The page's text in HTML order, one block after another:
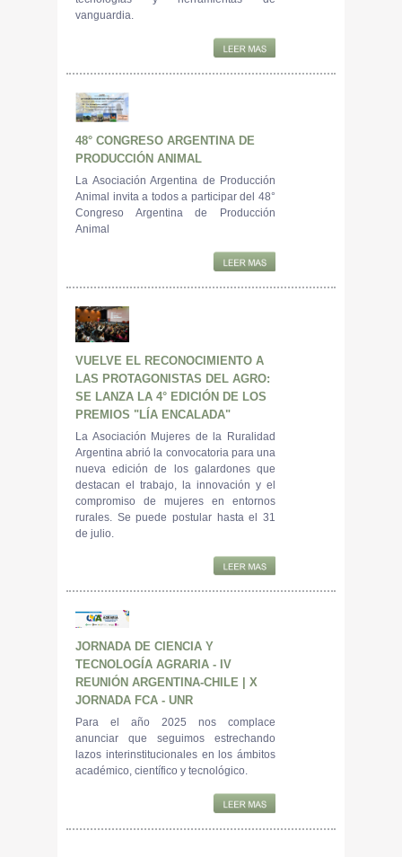
vanguardia.
48° CONGRESO ARGENTINA DE
PRODUCCIÓN ANIMAL
La Asociación Argentina de Producción
Animal invita a todos a participar del 48°
Congreso Argentina de Producción
Animal
VUELVE EL RECONOCIMIENTO A
LAS PROTAGONISTAS DEL AGRO:
SE LANZA LA 4° EDICIÓN DE LOS
PREMIOS "LÍA ENCALADA"
La Asociación Mujeres de la Ruralidad
Argentina abrió la convocatoria para una
nueva edición de los galardones que
destacan el trabajo, la innovación y el
compromiso de mujeres en entornos
rurales. Se puede postular hasta el 31
de julio.
JORNADA DE CIENCIA Y
TECNOLOGÍA AGRARIA - IV
REUNIÓN ARGENTINA-CHILE | X
JORNADA FCA - UNR
Para el año 2025 nos complace
anunciar que seguimos estrechando
lazos interinstitucionales en los ámbitos
académico, científico y tecnológico.